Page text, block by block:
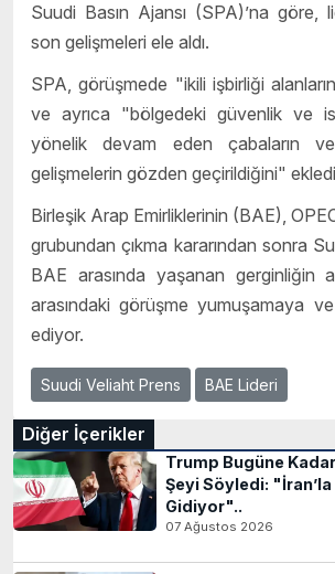
Suudi Basın Ajansı (SPA)’na göre,
son gelişmeleri ele aldı.
SPA, görüşmede "ikili işbirliği
ve ayrıca "bölgedeki güvenlik ve
yönelik devam eden çabaların
gelişmelerin gözden geçirildiğini"
Birleşik Arap Emirliklerinin (BAE),
grubundan çıkma kararından sonra
BAE arasında yaşanan gerginliğin
arasındaki görüşme yumuşamaya
ediyor.
Suudi Veliaht Prens BAE Lideri
Diğer İçerikler
Trump Bugüne
Şeyi Söyledi:
Gidiyor"..
07 Ağustos 2026